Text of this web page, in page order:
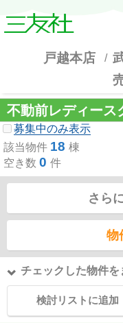
戸越本店
不動前レディース
募集中のみ表示
該当物件 18 棟
空き数 0 件
さら
物
チェックした物件を
検討リストに追加